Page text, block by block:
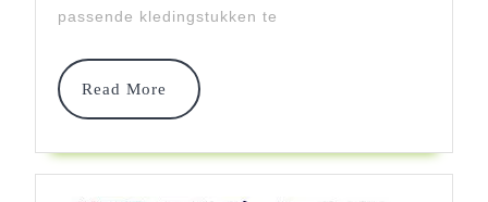
passende kledingstukken te
Read More
Read
More